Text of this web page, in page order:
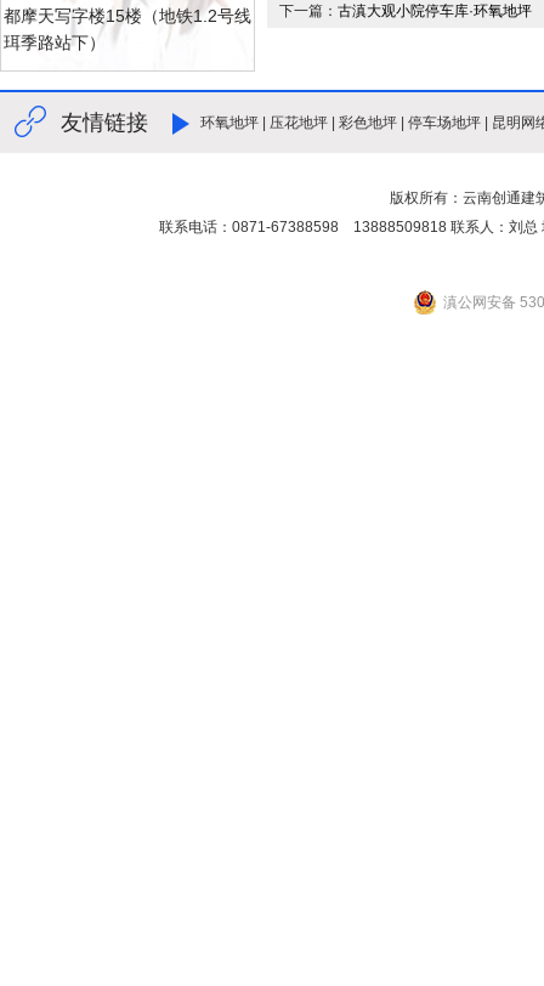
都摩天写字楼15楼（地铁1.2号线
珥季路站下）
下一篇： 古滇大观小院停车库·环氧地坪
友情链接 环氧地坪 压花地坪 彩色地坪 停车场地坪 昆明网
版权所有：云南创通建
联系电话：0871-67388598 13888509818 联系人：刘总
滇公网安备